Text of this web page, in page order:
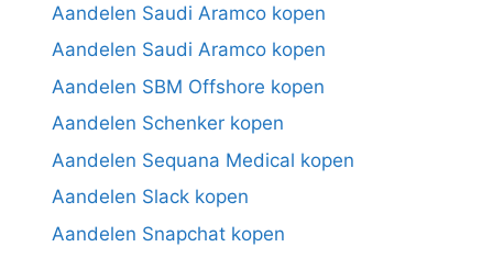
Aandelen Saudi Aramco kopen
Aandelen Saudi Aramco kopen
Aandelen SBM Offshore kopen
Aandelen Schenker kopen
Aandelen Sequana Medical kopen
Aandelen Slack kopen
Aandelen Snapchat kopen